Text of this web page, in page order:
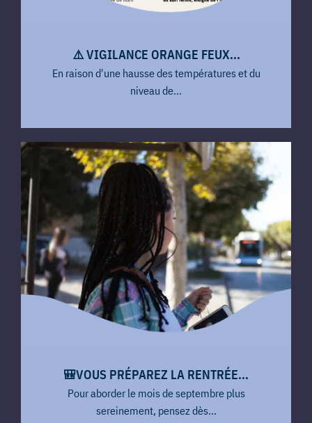
​⚠️​ VIGILANCE ORANGE FEUX...
En raison d'une hausse des températures et du
niveau de...
🎒VOUS PRÉPAREZ LA RENTRÉE...
Pour aborder le mois de septembre plus
sereinement, pensez dès...